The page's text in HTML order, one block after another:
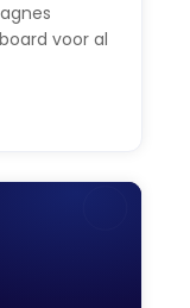
voor al